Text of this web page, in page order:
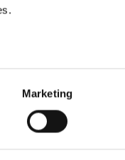
Marketing
kantavan
runko- ja